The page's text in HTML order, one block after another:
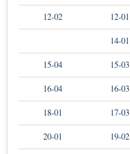
12-01
12-02
14-01
15-03
15-04
16-03
16-04
17-03
18-01
19-02
20-01